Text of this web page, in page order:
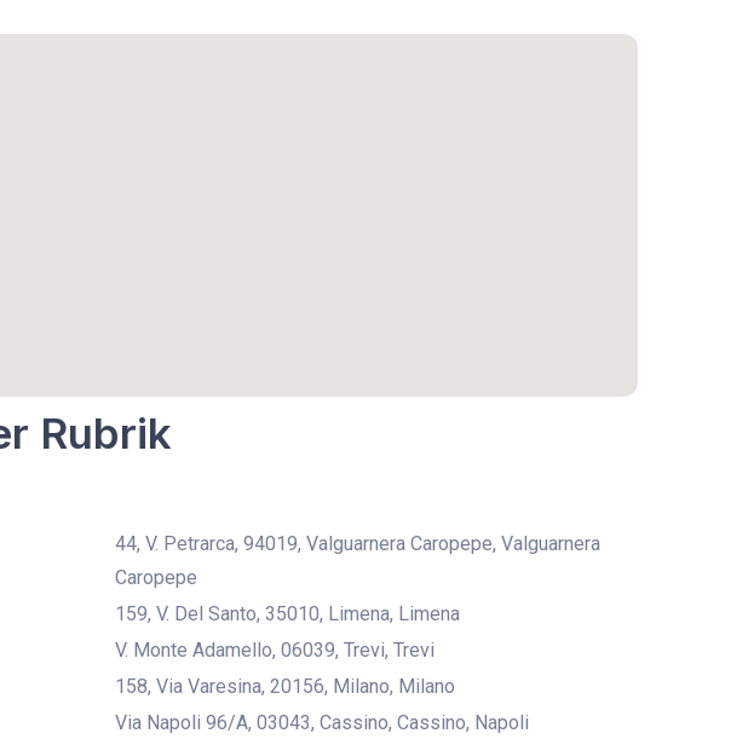
Rubrik
44, V. Petrarca, 94019, Valguarnera Caropepe, Valguarnera
Caropepe
159, V. Del Santo, 35010, Limena, Limena
V. Monte Adamello, 06039, Trevi, Trevi
158, Via Varesina, 20156, Milano, Milano
Via Napoli 96/A, 03043, Cassino, Cassino, Napoli